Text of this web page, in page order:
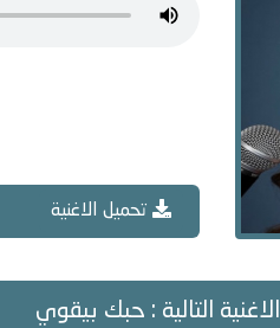
تحميل الاغنية
الاغنية التالية : حبك بيقوي